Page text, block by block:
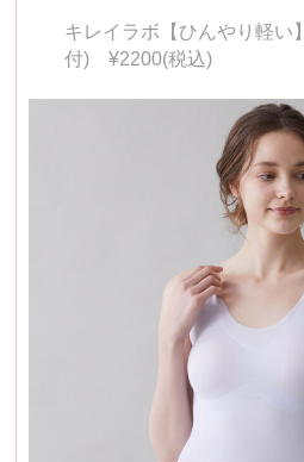
キレイラボ【ひんやり軽い
付) ¥2200(税込)